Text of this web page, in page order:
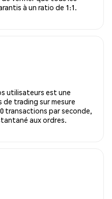
à un ratio de 1:1.
utilisateurs est une
trading sur mesure
transactions par seconde,
aux ordres.